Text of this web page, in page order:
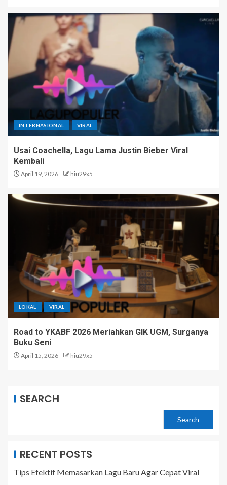
INTERNASIONAL VIRAL
Usai Coachella, Lagu Lama Justin Bieber Viral
Kembali
April 19, 2026 hiu29x5
LOKAL VIRAL
Road to YKABF 2026 Meriahkan GIK UGM, Surganya
Buku Seni
April 15, 2026 hiu29x5
SEARCH
Search
RECENT POSTS
Tips Efektif Memasarkan Lagu Baru Agar Cepat Viral